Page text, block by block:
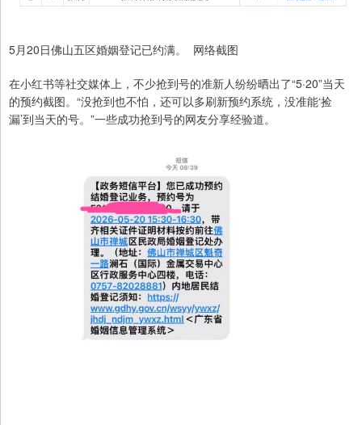
5月20日佛山五区婚姻登记已约满。 网络截图
在小红书等社交媒体上，不少抢到号的准新人纷纷晒出了“5·20”当天
的预约截图。“没抢到也不怕，还可以多刷新预约系统，没准能‘捡
漏’到当天的号。”一些成功抢到号的网友分享经验道。